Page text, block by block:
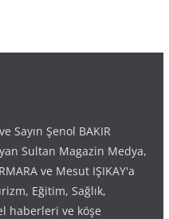
Sayın Şenol BAKIR
Sultan Magazin Medya,
ve Mesut IŞIKAY'a
Eğitim, Sağlık,
haberleri ve köşe